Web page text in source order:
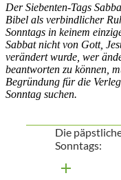
Der Siebenten-Tags
Bibel als verbindlicher
Sonntags in keinem
Sabbat nicht von Gott,
verändert wurde, wer
beantworten zu können,
Begründung für die
Sonntag suchen.
Die
Sonntags: